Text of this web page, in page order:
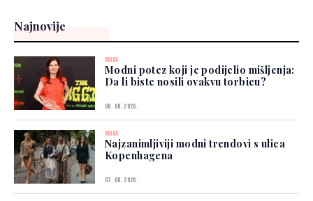
Najnovije
MODA
Modni potez koji je podijelio mišljenja:
Da li biste nosili ovakvu torbicu?
08. 08. 2026.
MODA
Najzanimljiviji modni trendovi s ulica
Kopenhagena
07. 08. 2026.